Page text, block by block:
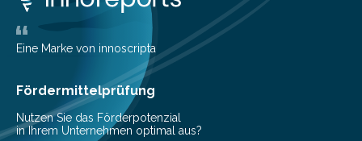
deutlich unterscheiden. Die Ergebnisse der Studie
wurden im Fachmagazin JAMA Psychiatry
veröffentlicht. „Schlechter…
Eine Marke von innoscripta
Fördermittelprüfung
Nutzen Sie das Förderpotenzial
in Ihrem Unternehmen optimal aus?